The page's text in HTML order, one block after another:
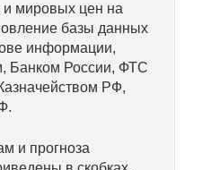
авторов
и мировых цен на
базы данных
информации,
Банком России, ФТС
РФ,
и прогноза